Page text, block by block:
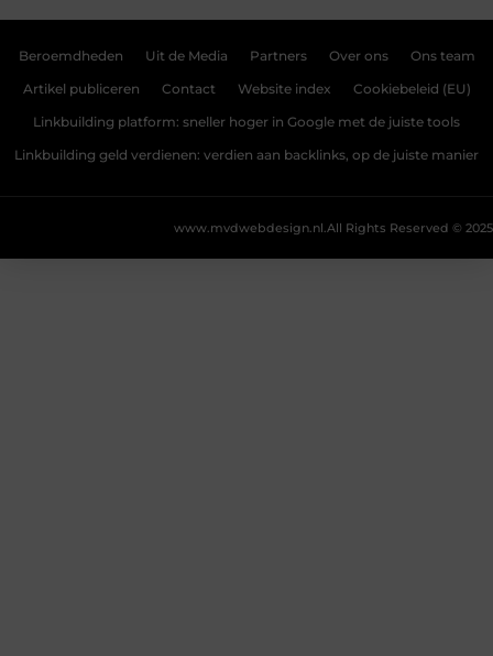
Beroemdheden Uit de Media Partners Over ons Ons team
Artikel publiceren Contact Website index Cookiebeleid (EU)
Linkbuilding platform: sneller hoger in Google met de juiste tools
Linkbuilding geld verdienen: verdien aan backlinks, op de juiste manier
All Rights Reserved © 2025
www.mvdwebdesign.nl.